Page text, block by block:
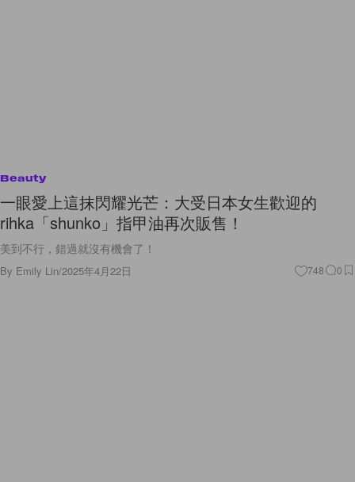
Beauty
一眼愛上這抹閃耀光芒：大受日本女生歡迎的
rihka「shunko」指甲油再次販售！
美到不行，錯過就沒有機會了！
By Emily Lin/2025年4月22日 748 0